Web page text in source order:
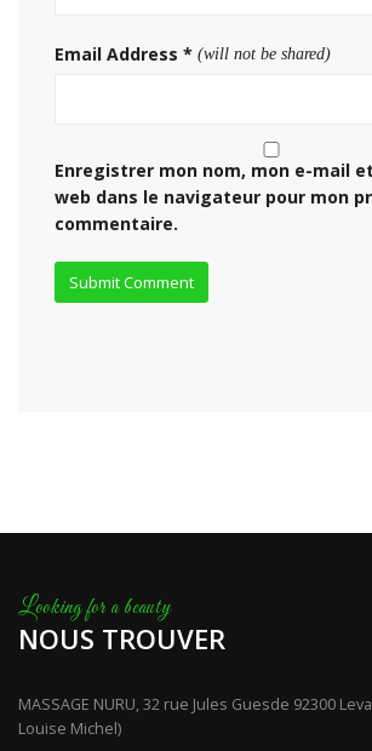
Email Address * (will not be shared)
Enregistrer mon nom, mon e-mail
web dans le navigateur pour mon
commentaire.
NOUS TROUVER
MASSAGE NURU, 32 rue Jules Guesde 92300
Louise Michel)